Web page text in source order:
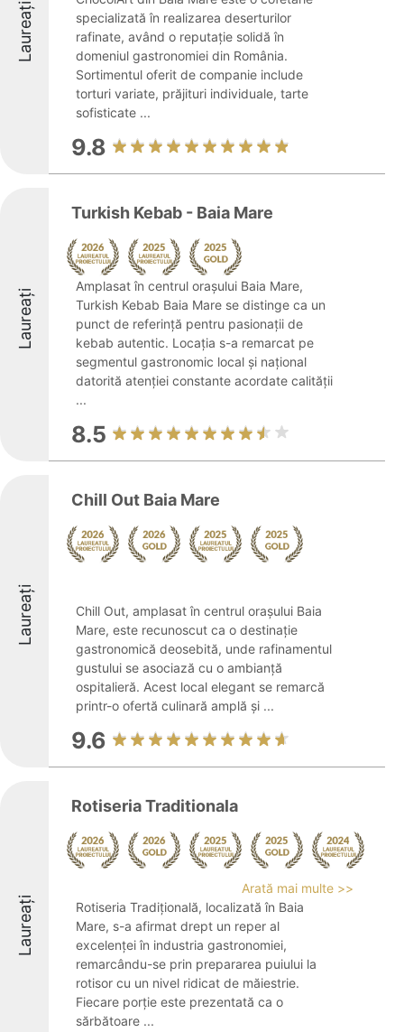
Laureați
specializată în realizarea deserturilor
rafinate, având o reputație solidă în
domeniul gastronomiei din România.
Sortimentul oferit de companie include
torturi variate, prăjituri individuale, tarte
sofisticate ...
9.8
Laureați
Turkish Kebab - Baia Mare
Amplasat în centrul orașului Baia Mare,
Turkish Kebab Baia Mare se distinge ca un
punct de referință pentru pasionații de
kebab autentic. Locația s-a remarcat pe
segmentul gastronomic local și național
datorită atenției constante acordate calității
...
8.5
Laureați
Chill Out Baia Mare
Chill Out, amplasat în centrul orașului Baia
Mare, este recunoscut ca o destinație
gastronomică deosebită, unde rafinamentul
gustului se asociază cu o ambianță
ospitalieră. Acest local elegant se remarcă
printr-o ofertă culinară amplă și ...
9.6
Laureați
Rotiseria Traditionala
Arată mai multe >>
Rotiseria Tradițională, localizată în Baia
Mare, s-a afirmat drept un reper al
excelenței în industria gastronomiei,
remarcându-se prin prepararea puiului la
rotisor cu un nivel ridicat de măiestrie.
Fiecare porție este prezentată ca o
sărbătoare ...